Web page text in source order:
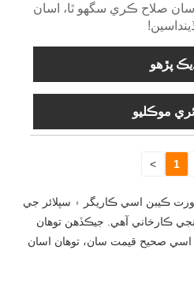
سان صلاح ڪري سگهو ٿا، اسان
پڙهو
موڪليو
1
>
ڪيبن اسي ڪاريگر ۽ سپلائر جي
ڪارخاني آهي. جيڪڏھن توھان
اسي صحيح قيمت سان، توھان اسان